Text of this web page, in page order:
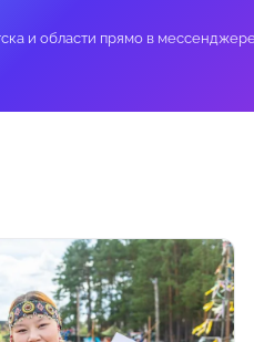
и области прямо в